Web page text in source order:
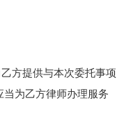
方提供与本次委托事项
为乙方律师办理服务